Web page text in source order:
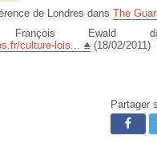
de Londres dans The
François
culture-lois... (18/02/2011)
Partager